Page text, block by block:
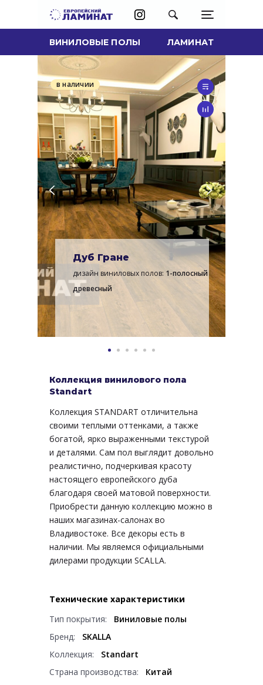
ВИНИЛОВЫЕ ПОЛЫ ЛАМИНАТ
в наличии
Дуб Гране
дизайн виниловых полов: 1-полосный
древесный
Коллекция винилового пола
Standart
Коллекция STANDART отличительна
своими теплыми оттенками, а также
богатой, ярко выраженными текстурой
и деталями. Сам пол выглядит довольно
реалистично, подчеркивая красоту
настоящего европейского дуба
благодаря своей матовой поверхности.
Приобрести данную коллекцию можно в
наших магазинах-салонах во
Владивостоке. Все декоры есть в
наличии. Мы являемся официальными
дилерами продукции SCALLA.
Технические характеристики
Тип покрытия:
Виниловые полы
Бренд:
SKALLA
Коллекция:
Standart
Страна производства:
Китай